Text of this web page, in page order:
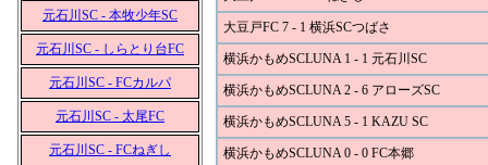
元石川SC - 本牧少年SC
元石川SC - しらとり台FC
元石川SC - FCカルパ
元石川SC - 太尾FC
元石川SC - FCねぎし
大豆戸FC 7 - 1 横浜SCつばさ
横浜かもめSCLUNA 1 - 1 元石川SC
横浜かもめSCLUNA 2 - 6 アローズSC
横浜かもめSCLUNA 5 - 1 KAZU SC
横浜かもめSCLUNA 0 - 0 FC本郷